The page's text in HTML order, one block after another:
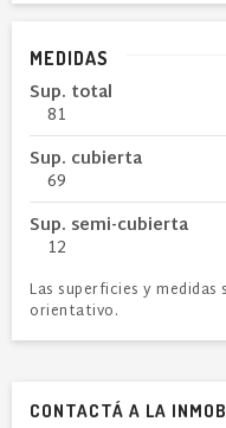
MEDIDAS
Sup. total
81
Sup. cubierta
69
Sup. semi-cubierta
12
Las superficies y
orientativo.
CONTACTÁ A LA